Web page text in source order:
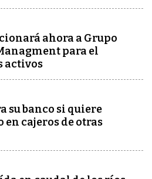
ahora a Grupo
para el
activos
su banco si quiere
cajeros de otras